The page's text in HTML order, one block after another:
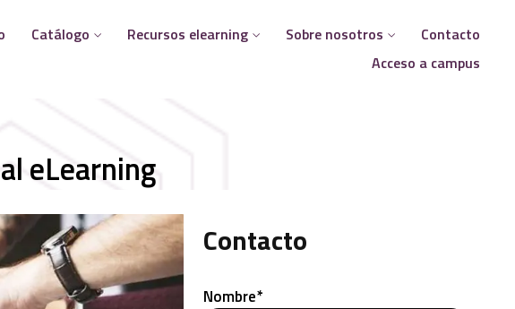
Catálogo Recursos elearning Sobre nosotros
Contacto
Acceso a campus
eLearning
Contacto
Nombre*